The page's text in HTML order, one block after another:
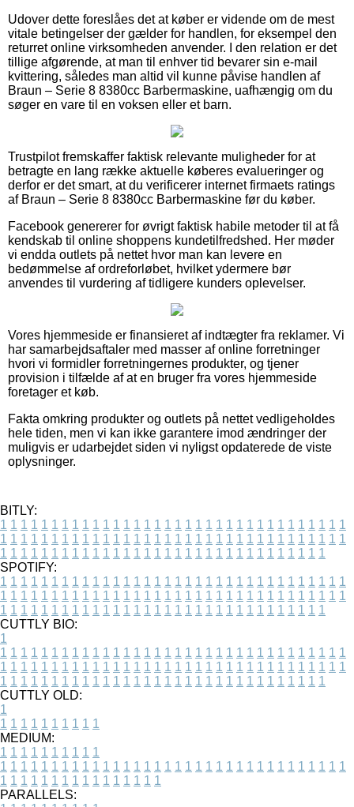
Udover dette foreslåes det at køber er vidende om de mest
vitale betingelser der gælder for handlen, for eksempel den
returret online virksomheden anvender. I den relation er det
tillige afgørende, at man til enhver tid bevarer sin e-mail
kvittering, således man altid vil kunne påvise handlen af
Braun – Serie 8 8380cc Barbermaskine, uafhængig om du
søger en vare til en voksen eller et barn.
Trustpilot fremskaffer faktisk relevante muligheder for at
betragte en lang række aktuelle køberes evalueringer og
derfor er det smart, at du verificerer internet firmaets ratings
af Braun – Serie 8 8380cc Barbermaskine før du køber.
Facebook genererer for øvrigt faktisk habile metoder til at få
kendskab til online shoppens kundetilfredshed. Her møder
vi endda outlets på nettet hvor man kan levere en
bedømmelse af ordreforløbet, hvilket ydermere bør
anvendes til vurdering af tidligere kunders oplevelser.
Vores hjemmeside er finansieret af indtægter fra reklamer. Vi
har samarbejdsaftaler med masser af online forretninger
hvori vi formidler forretningernes produkter, og tjener
provision i tilfælde af at en bruger fra vores hjemmeside
foretager et køb.
Fakta omkring produkter og outlets på nettet vedligeholdes
hele tiden, men vi kan ikke garantere imod ændringer der
muligvis er udarbejdet siden vi nyligst opdaterede de viste
oplysninger.
BITLY:
1 1 1 1 1 1 1 1 1 1 1 1 1 1 1 1 1 1 1 1 1 1 1 1 1 1 1 1 1 1 1 1 1 1
1 1 1 1 1 1 1 1 1 1 1 1 1 1 1 1 1 1 1 1 1 1 1 1 1 1 1 1 1 1 1 1 1 1
1 1 1 1 1 1 1 1 1 1 1 1 1 1 1 1 1 1 1 1 1 1 1 1 1 1 1 1 1 1 1 1
SPOTIFY:
1 1 1 1 1 1 1 1 1 1 1 1 1 1 1 1 1 1 1 1 1 1 1 1 1 1 1 1 1 1 1 1 1 1
1 1 1 1 1 1 1 1 1 1 1 1 1 1 1 1 1 1 1 1 1 1 1 1 1 1 1 1 1 1 1 1 1 1
1 1 1 1 1 1 1 1 1 1 1 1 1 1 1 1 1 1 1 1 1 1 1 1 1 1 1 1 1 1 1 1
CUTTLY BIO:
1
1 1 1 1 1 1 1 1 1 1 1 1 1 1 1 1 1 1 1 1 1 1 1 1 1 1 1 1 1 1 1 1 1 1
1 1 1 1 1 1 1 1 1 1 1 1 1 1 1 1 1 1 1 1 1 1 1 1 1 1 1 1 1 1 1 1 1 1
1 1 1 1 1 1 1 1 1 1 1 1 1 1 1 1 1 1 1 1 1 1 1 1 1 1 1 1 1 1 1 1
CUTTLY OLD:
1
1 1 1 1 1 1 1 1 1 1
MEDIUM:
1 1 1 1 1 1 1 1 1 1
1 1 1 1 1 1 1 1 1 1 1 1 1 1 1 1 1 1 1 1 1 1 1 1 1 1 1 1 1 1 1 1 1 1
1 1 1 1 1 1 1 1 1 1 1 1 1 1 1 1
PARALLELS: